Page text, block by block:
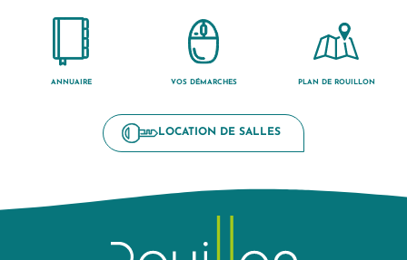
ANNUAIRE VOS DÉMARCHES PLAN DE ROUILLON
LOCATION DE SALLES